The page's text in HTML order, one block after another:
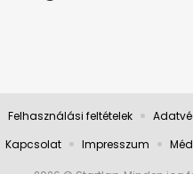
Felhasználási feltételek
Kapcsolat
Impresszum